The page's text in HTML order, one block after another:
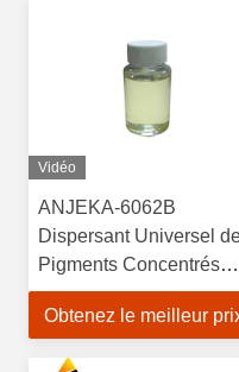
Vidéo
ANJEKA-6062B
Dispersant Universel
Pigments Concentrés
(Compatible Multi-
Résines)
Obtenez le meilleur